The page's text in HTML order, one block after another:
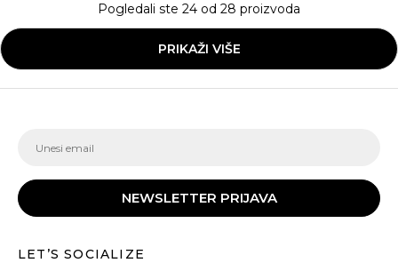
Pogledali ste 24 od 28 proizvoda
PRIKAŽI VIŠE
NEWSLETTER PRIJAVA
LET’S SOCIALIZE